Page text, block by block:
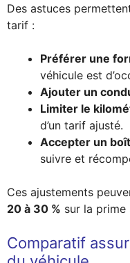
Des astuces
tarif :
Préférer une
véhicule est
Ajouter un
Limiter le
d’un tarif ajusté.
Accepter un
suivre et
Ces ajustements
20 à 30 % sur la prime
Comparatif